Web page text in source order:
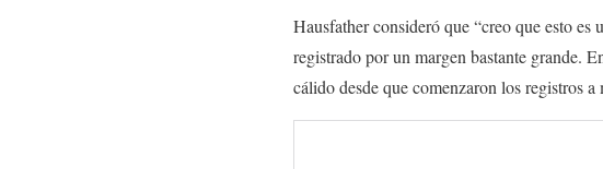
Hausfather consideró que “creo que esto
registrado por un margen bastante grande.
cálido desde que comenzaron los registros